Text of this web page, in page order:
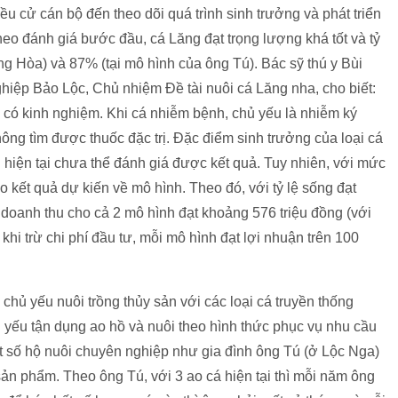
cử cán bộ đến theo dõi quá trình sinh trưởng và phát triển
đánh giá bước đầu, cá Lăng đạt trọng lượng khá tốt và tỷ
Hòa) và 87% (tại mô hình của ông Tú). Bác sỹ thú y Bùi
Bảo Lộc, Chủ nhiệm Đề tài nuôi cá Lăng nha, cho biết:
kinh nghiệm. Khi cá nhiễm bệnh, chủ yếu là nhiễm ký
tìm được thuốc đặc trị. Đặc điểm sinh trưởng của loại cá
tại chưa thể đánh giá được kết quả. Tuy nhiên, với mức
kết quả dự kiến về mô hình. Theo đó, với tỷ lệ sống đạt
thu cho cả 2 mô hình đạt khoảng 576 triệu đồng (với
trừ chi phí đầu tư, mỗi mô hình đạt lợi nhuận trên 100
yếu nuôi trồng thủy sản với các loại cá truyền thống
tận dụng ao hồ và nuôi theo hình thức phục vụ nhu cầu
hộ nuôi chuyên nghiệp như gia đình ông Tú (ở Lộc Nga)
phẩm. Theo ông Tú, với 3 ao cá hiện tại thì mỗi năm ông